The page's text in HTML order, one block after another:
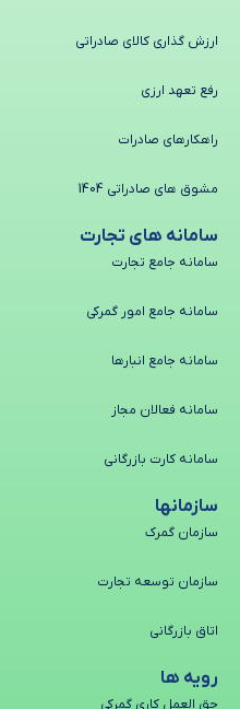
ارزش گذاری کالای صادراتی
رفع تعهد ارزی
راهکارهای صادرات
مشوق های صادراتی 1404
سامانه های تجارت
سامانه جامع تجارت
سامانه جامع امور گمرکی
سامانه جامع انبارها
سامانه فعالان مجاز
سامانه کارت بازرگانی
سازمانها
سازمان گمرک
سازمان توسعه تجارت
اتاق بازرگانی
رویه ها
حق العمل کاری گمرکی